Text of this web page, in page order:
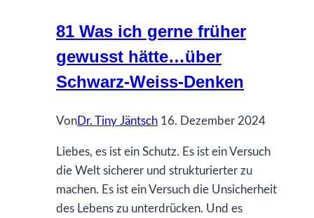
über
Schicksal
81 Was ich gerne früher
gewusst hätte…über
Schwarz-Weiss-Denken
VonDr. Tiny Jäntsch 16. Dezember 2024
Liebes, es ist ein Schutz. Es ist ein Versuch
die Welt sicherer und strukturierter zu
machen. Es ist ein Versuch die Unsicherheit
des Lebens zu unterdrücken. Und es